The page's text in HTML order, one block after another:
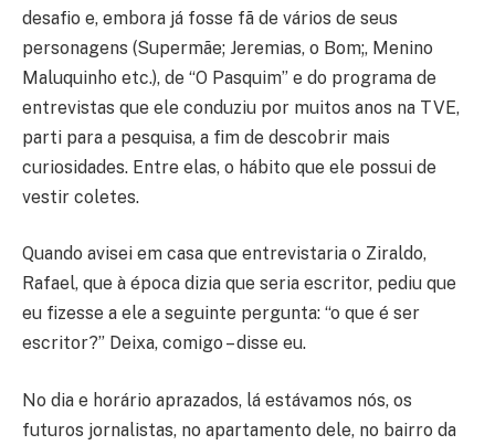
desafio e, embora já fosse fã de vários de seus
personagens (Supermãe; Jeremias, o Bom;, Menino
Maluquinho etc.), de “O Pasquim” e do programa de
entrevistas que ele conduziu por muitos anos na TVE,
parti para a pesquisa, a fim de descobrir mais
curiosidades. Entre elas, o hábito que ele possui de
vestir coletes.
Quando avisei em casa que entrevistaria o Ziraldo,
Rafael, que à época dizia que seria escritor, pediu que
eu fizesse a ele a seguinte pergunta: “o que é ser
escritor?” Deixa, comigo – disse eu.
No dia e horário aprazados, lá estávamos nós, os
futuros jornalistas, no apartamento dele, no bairro da